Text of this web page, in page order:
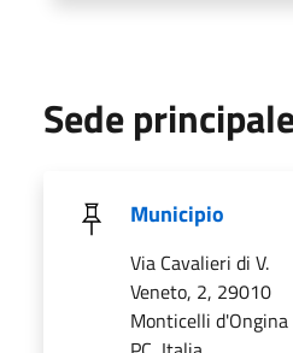
Sede
Municipio
Via Cavalieri di V.
Veneto, 2, 29010
Monticelli d'Ongina